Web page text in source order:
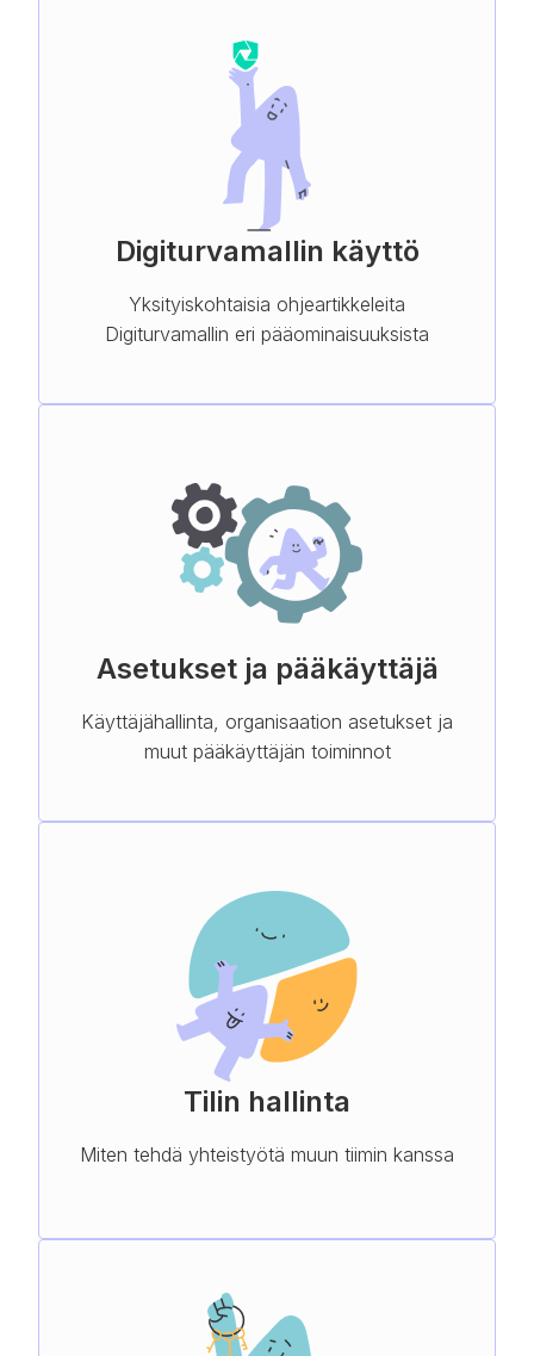
Digiturvamallin käyttö
Yksityiskohtaisia ohjeartikkeleita
Digiturvamallin eri pääominaisuuksista
Asetukset ja pääkäyttäjä
Käyttäjähallinta, organisaation asetukset ja
muut pääkäyttäjän toiminnot
Tilin hallinta
Miten tehdä yhteistyötä muun tiimin kanssa